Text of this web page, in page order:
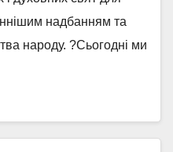
надбанням та
народу. ?Сьогодні ми